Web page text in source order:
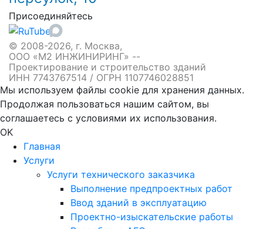
Присоединяйтесь
© 2008-2026, г. Москва,
ООО «М2 ИНЖИНИРИНГ» --
Проектирование и строительство зданий
ИНН 7743767514 / ОГРН 1107746028851
Мы используем файлы cookie для хранения данных.
Продолжая пользоваться нашим сайтом, вы
соглашаетесь с условиями их использования.
OK
Главная
Услуги
Услуги технического заказчика
Выполнение предпроектных работ
Ввод зданий в эксплуатацию
Проектно-изыскательские работы